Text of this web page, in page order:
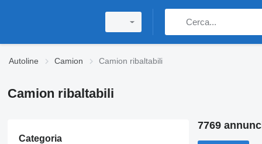
Autoline Camion Camion ribaltabili
Camion ribaltabili
Categoria
7769